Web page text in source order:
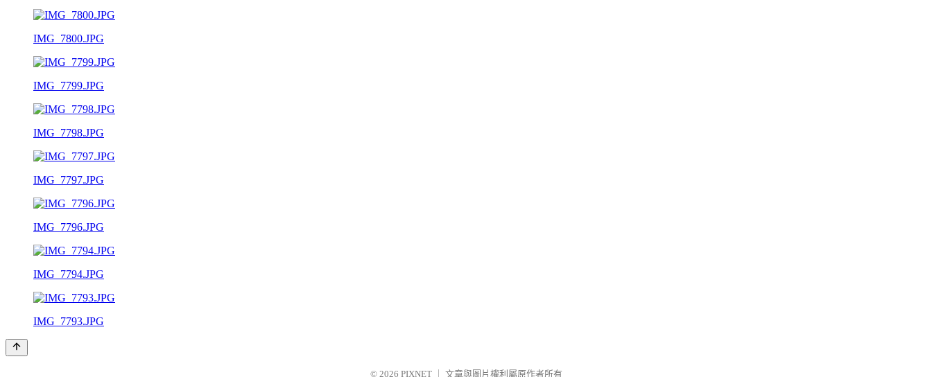
IMG_7800.JPG
IMG_7799.JPG
IMG_7798.JPG
IMG_7797.JPG
IMG_7796.JPG
IMG_7794.JPG
IMG_7793.JPG
© 2026 PIXNET 文章與圖片權利屬原作者所有